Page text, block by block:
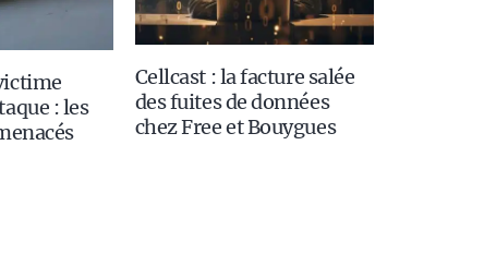
: les
Cellcast : la facture salée
des fuites de données
chez Free et Bouygues